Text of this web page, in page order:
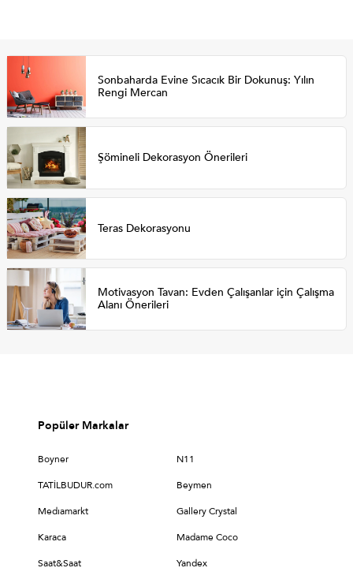
Sonbaharda Evine Sıcacık Bir Dokunuş: Yılın
Rengi Mercan
Şömineli Dekorasyon Önerileri
Teras Dekorasyonu
Motivasyon Tavan: Evden Çalışanlar için Çalışma
Alanı Önerileri
Popüler Markalar
Boyner N11
TATİLBUDUR.com Beymen
Medıamarkt Gallery Crystal
Karaca Madame Coco
Saat&Saat Yandex